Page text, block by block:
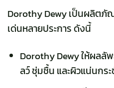
Dorothy Dewy เป็นผลิต
เด่นหลายประการ ดังนี้
Dorothy Dewy ให้ผลลั
ลว์ ชุ่มชื้น และผิวแน่นกร